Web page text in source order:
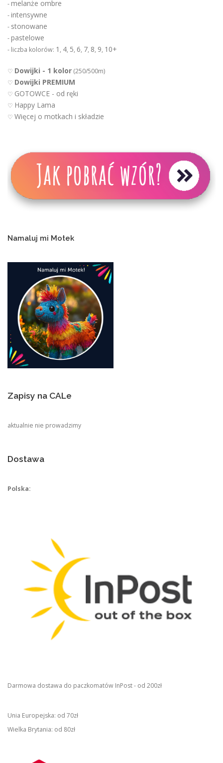
-melanże ombre
-intensywne
- stonowane
-pastelowe
- liczba kolorów: 1 , 4, 5, 6, 7, 8, 9, 10+
♡ Dowijki - 1 kolor (250/500m)
♡ Dowijki PREMIUM
♡ GOTOWCE - od ręki
♡ Happy Lama
♡ Więcej o motkach i składzie
Namaluj mi Motek
Zapisy na CALe
aktualnie nie prowadzimy
Dostawa
Polska:
Darmowa dostawa do paczkomatów InPost - od 200zł
Unia Europejska: od 70zł
Wielka Brytania: od 80zł